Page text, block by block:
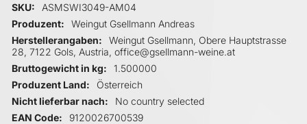
Mehr Informationen
SKU
ASMSWI3049-AM04
Produzent
Weingut Gsellmann Andreas
Herstellerangaben
Weingut Gsellmann, Obere Hauptstrasse
28, 7122 Gols, Austria, office@gsellmann-weine.at
Bruttogewicht in kg
1.500000
Produzent Land
Österreich
Nicht lieferbar nach
No country selected
EAN Code
9120026700539